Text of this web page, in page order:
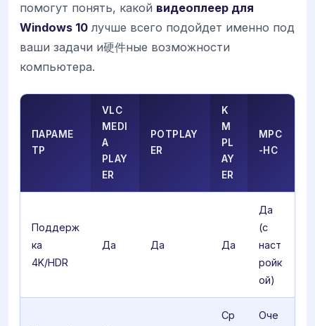
помогут понять, какой видеоплеер для
Windows 10 лучше всего подойдет именно под
ваши задачи и硬件ные возможности
компьютера.
ПАРАМЕ
ТР
VLC
MEDI
A
PLAY
ER
POTPLAY
ER
K
M
PL
AY
ER
MPC
-HC
Поддерж
ка
4K/HDR
Да Да Да
Да
(с
наст
ройк
ой)
Ср
Оче